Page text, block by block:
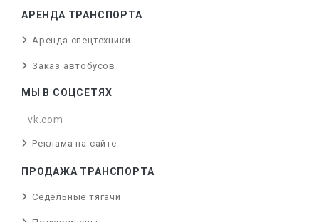
АРЕНДА ТРАНСПОРТА
Аренда спецтехники
Заказ автобусов
МЫ В СОЦСЕТЯХ
vk.com
Реклама на сайте
ПРОДАЖА ТРАНСПОРТА
Седельные тягачи